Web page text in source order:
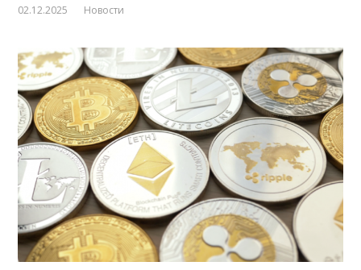
02.12.2025 Новости